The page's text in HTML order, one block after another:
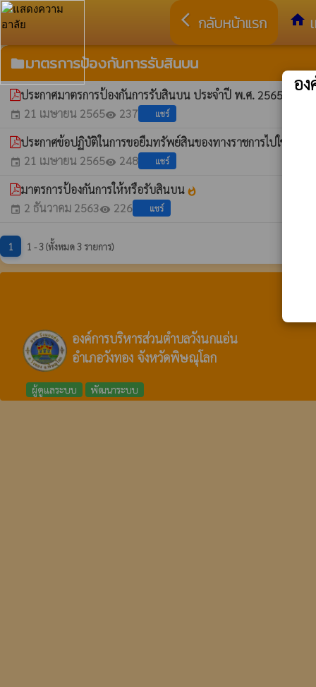
arrow_back_ios กลับหน้าแรก home
folderมาตรการป้องกันการรับสินบน
ประกาศมาตรการป้องกันการรับสินบน ประจำปี พ.ศ. 2565
event 21 เมษายน 2565visibility 237 แชร์
ประกาศข้อปฏิบัติในการขอยืมทรัพย์สินของทางราชการไปใช้ในก
event 21 เมษายน 2565visibility 248 แชร์
มาตรการป้องกันการให้หรือรับสินบน whatshot
event 2 ธันวาคม 2563visibility 226 แชร์
1 1 - 3 (ทั้งหมด 3 รายการ)
องค์การบริหารส่วนตำบลวังนกแอ่น
อำเภอวังทอง จังหวัดพิษณุโลก
ผู้ดูแลระบบ พัฒนาระบบ
อ